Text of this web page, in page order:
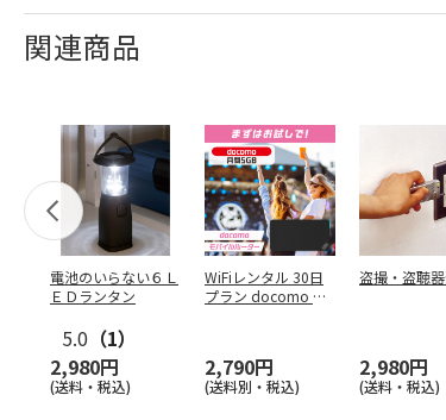
関連商品
電池のいらない６Ｌ
ＥＤランタン
5.0 （1）
2,980円
(送料・税込)
WiFiレンタル 30日
プラン docomo 月
2,790円
(送料別・税込)
盗撮・盗聴
2,980円
(送料・税込)